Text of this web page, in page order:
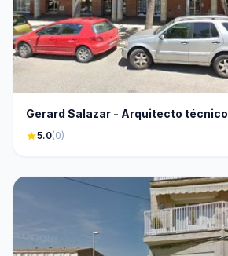
Gerard Salazar - Arquitecto técnico
star5.0(0)